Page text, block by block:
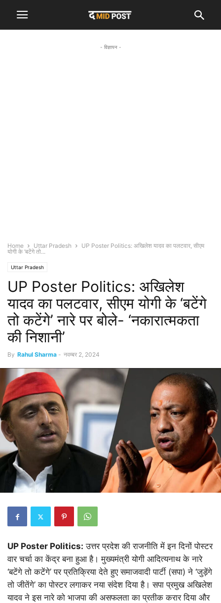
- विज्ञापन -
Home Uttar Pradesh
UP Poster Politics: अखिलेश यादव का पलटवार, सीएम
योगी के ‘बटेंगे तो...
Uttar Pradesh
UP Poster Politics: अखिलेश
यादव का पलटवार, सीएम योगी के ‘बटेंगे
तो कटेंगे’ नारे पर बोले- ‘नकारात्मकता
की निशानी’
By Rahul Sharma - नवम्बर 2, 2024
UP Poster Politics: उत्तर प्रदेश की राजनीति में इन दिनों पोस्टर
वार चर्चा का केंद्र बना हुआ है। मुख्यमंत्री योगी आदित्यनाथ के नारे
‘बटेंगे तो कटेंगे’ पर प्रतिक्रिया देते हुए समाजवादी पार्टी (सपा) ने ‘जुड़ेंगे
तो जीतेंगे’ का पोस्टर लगाकर नया संदेश दिया है। सपा प्रमुख अखिलेश
यादव ने इस नारे को भाजपा की असफलता का प्रतीक करार दिया और